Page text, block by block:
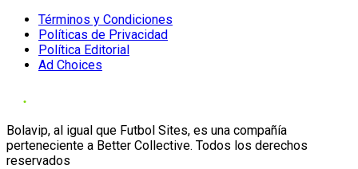
Términos y Condiciones
Políticas de Privacidad
Política Editorial
Ad Choices
Bolavip, al igual que Futbol Sites, es una compañía
perteneciente a Better Collective. Todos los derechos
reservados